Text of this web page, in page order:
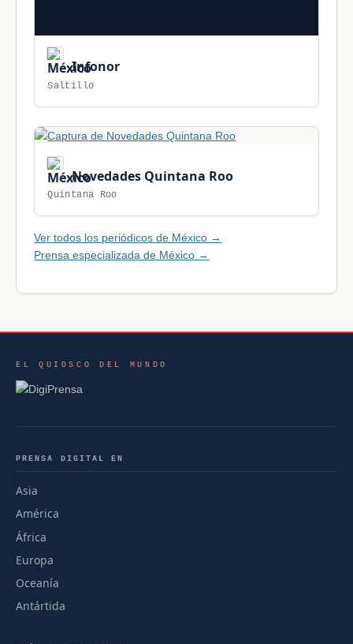
Infonor
Saltillo
Novedades Quintana Roo
Quintana Roo
Ver todos los periódicos de México →
Prensa especializada de México →
EL QUIOSCO DEL MUNDO
PRENSA DIGITAL EN
Asia
América
África
Europa
Oceanía
Antártida